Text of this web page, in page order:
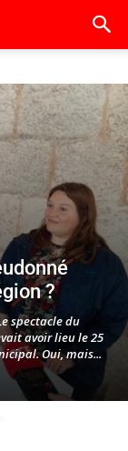
?
spectacle du
avoir lieu le 25
Oui, mais...